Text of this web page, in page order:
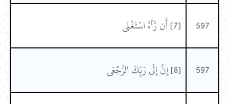
597 [7] أَن رَّآهُ اسْتَغْنَى
597 [8] إِنَّ إِلَى رَبِّكَ الرُّجْعَى